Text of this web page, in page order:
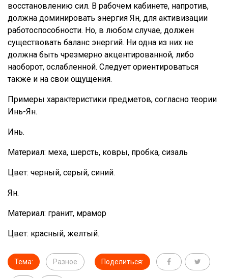
восстановлению сил. В рабочем кабинете, напротив,
должна доминировать энергия Ян, для активизации
работоспособности. Но, в любом случае, должен
существовать баланс энергий. Ни одна из них не
должна быть чрезмерно акцентированной, либо
наоборот, ослабленной. Следует ориентироваться
также и на свои ощущения.
Примеры характеристики предметов, согласно теории
Инь-Ян.
Инь.
Материал: меха, шерсть, ковры, пробка, сизаль
Цвет: черный, серый, синий.
Ян.
Материал: гранит, мрамор
Цвет: красный, желтый.
Тема: Разное Поделиться: